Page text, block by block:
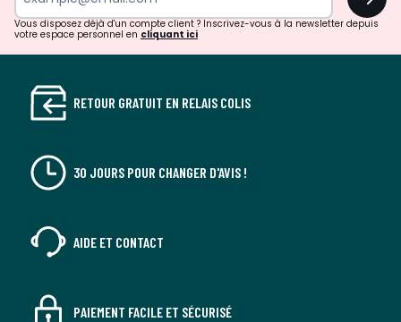
Vous disposez déjà d'un compte client ? Inscrivez-vous à la newsletter depuis
votre espace personnel en cliquant ici
RETOUR GRATUIT EN RELAIS COLIS
30 JOURS POUR CHANGER D'AVIS !
AIDE ET CONTACT
PAIEMENT FACILE ET SÉCURISÉ